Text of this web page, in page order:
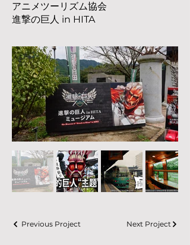
アニメツーリズム協会
進撃の巨人 in HITA
Previous Project Next Project